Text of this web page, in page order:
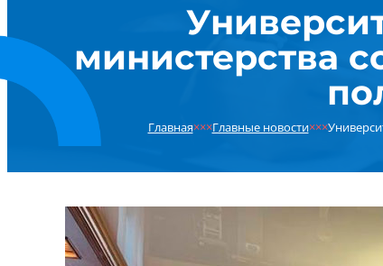
министерства
Главная×××Главные новости×××